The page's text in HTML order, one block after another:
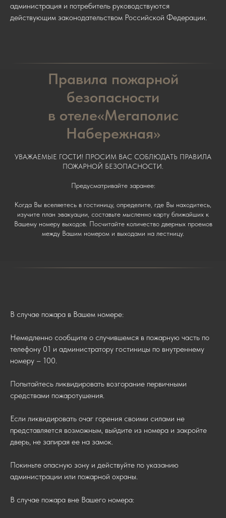
администрация и потребитель руководствуются
действующим законодательством Российской Федерации.
Правила пожарной
безопасности
в отеле«Мегаполис
Набережная»
УВАЖАЕМЫЕ ГОСТИ! ПРОСИМ ВАС СОБЛЮДАТЬ ПРАВИЛА
ПОЖАРНОЙ БЕЗОПАСНОСТИ.
Предусматривайте заранее:
Когда Вы вселяетесь в гостиницу, определите, где Вы находитесь,
изучите план эвакуации, составьте мысленно карту ближайших к
Вашему номеру выходов. Посчитайте количество дверных проемов
между Вашим номером и выходами на лестницу.
В случае пожара в Вашем номере:
Немедленно сообщите о случившемся в пожарную часть по
телефону 01 и администратору гостиницы по внутреннему
номеру – 100.
Попытайтесь ликвидировать возгорание первичными
средствами пожаротушения.
Если ликвидировать очаг горения своими силами не
представляется возможным, выйдите из номера и закройте
дверь, не запирая ее на замок.
Покиньте опасную зону и действуйте по указанию
администрации или пожарной охраны.
В случае пожара вне Вашего номера: